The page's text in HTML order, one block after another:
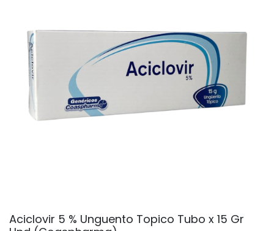
Aciclovir 5 % Unguento Topico Tubo x 15 Gr